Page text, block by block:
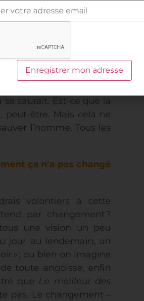
en train de se
personnel qu’au plan
des hommes est
du néant dit saint
se saurait. Est-ce que la
peut-être. Mais cela ne
l’homme. Tous les
ça n’a pas changé
volontiers à cette
par changement ?
une vision un peu
jour au lendemain, un
» ; ou bien on imagine
toute angoisse, enfin
que Le meilleur des
pas. Le changement –